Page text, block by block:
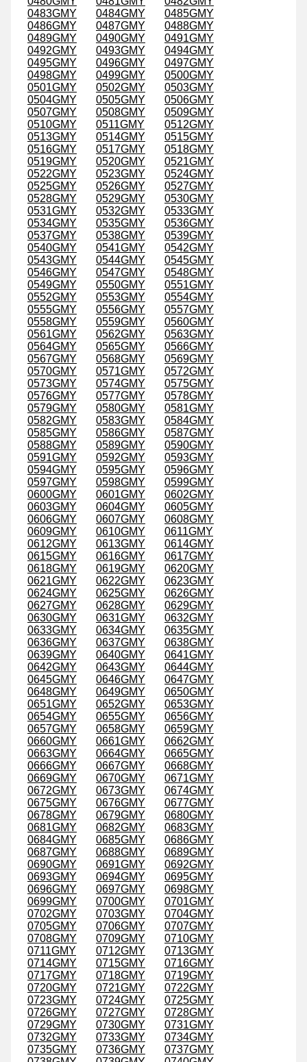
0483GMY
0484GMY
0485GMY
0486GMY
0487GMY
0488GMY
0489GMY
0490GMY
0491GMY
0492GMY
0493GMY
0494GMY
0495GMY
0496GMY
0497GMY
0498GMY
0499GMY
0500GMY
0501GMY
0502GMY
0503GMY
0504GMY
0505GMY
0506GMY
0507GMY
0508GMY
0509GMY
0510GMY
0511GMY
0512GMY
0513GMY
0514GMY
0515GMY
0516GMY
0517GMY
0518GMY
0519GMY
0520GMY
0521GMY
0522GMY
0523GMY
0524GMY
0525GMY
0526GMY
0527GMY
0528GMY
0529GMY
0530GMY
0531GMY
0532GMY
0533GMY
0534GMY
0535GMY
0536GMY
0537GMY
0538GMY
0539GMY
0540GMY
0541GMY
0542GMY
0543GMY
0544GMY
0545GMY
0546GMY
0547GMY
0548GMY
0549GMY
0550GMY
0551GMY
0552GMY
0553GMY
0554GMY
0555GMY
0556GMY
0557GMY
0558GMY
0559GMY
0560GMY
0561GMY
0562GMY
0563GMY
0564GMY
0565GMY
0566GMY
0567GMY
0568GMY
0569GMY
0570GMY
0571GMY
0572GMY
0573GMY
0574GMY
0575GMY
0576GMY
0577GMY
0578GMY
0579GMY
0580GMY
0581GMY
0582GMY
0583GMY
0584GMY
0585GMY
0586GMY
0587GMY
0588GMY
0589GMY
0590GMY
0591GMY
0592GMY
0593GMY
0594GMY
0595GMY
0596GMY
0597GMY
0598GMY
0599GMY
0600GMY
0601GMY
0602GMY
0603GMY
0604GMY
0605GMY
0606GMY
0607GMY
0608GMY
0609GMY
0610GMY
0611GMY
0612GMY
0613GMY
0614GMY
0615GMY
0616GMY
0617GMY
0618GMY
0619GMY
0620GMY
0621GMY
0622GMY
0623GMY
0624GMY
0625GMY
0626GMY
0627GMY
0628GMY
0629GMY
0630GMY
0631GMY
0632GMY
0633GMY
0634GMY
0635GMY
0636GMY
0637GMY
0638GMY
0639GMY
0640GMY
0641GMY
0642GMY
0643GMY
0644GMY
0645GMY
0646GMY
0647GMY
0648GMY
0649GMY
0650GMY
0651GMY
0652GMY
0653GMY
0654GMY
0655GMY
0656GMY
0657GMY
0658GMY
0659GMY
0660GMY
0661GMY
0662GMY
0663GMY
0664GMY
0665GMY
0666GMY
0667GMY
0668GMY
0669GMY
0670GMY
0671GMY
0672GMY
0673GMY
0674GMY
0675GMY
0676GMY
0677GMY
0678GMY
0679GMY
0680GMY
0681GMY
0682GMY
0683GMY
0684GMY
0685GMY
0686GMY
0687GMY
0688GMY
0689GMY
0690GMY
0691GMY
0692GMY
0693GMY
0694GMY
0695GMY
0696GMY
0697GMY
0698GMY
0699GMY
0700GMY
0701GMY
0702GMY
0703GMY
0704GMY
0705GMY
0706GMY
0707GMY
0708GMY
0709GMY
0710GMY
0711GMY
0712GMY
0713GMY
0714GMY
0715GMY
0716GMY
0717GMY
0718GMY
0719GMY
0720GMY
0721GMY
0722GMY
0723GMY
0724GMY
0725GMY
0726GMY
0727GMY
0728GMY
0729GMY
0730GMY
0731GMY
0732GMY
0733GMY
0734GMY
0735GMY
0736GMY
0737GMY